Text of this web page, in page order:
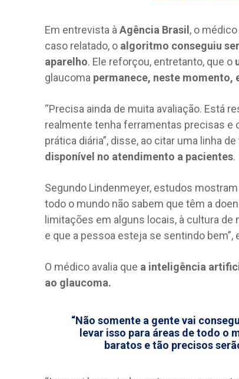
Em entrevista à Agência Brasil , o
caso relatado, o algoritmo conseguiu
aparelho. Ele reforçou, entretanto, que o
glaucoma permanece, neste momento,
“Precisa ainda de muita avaliação. Está
realmente tenha ferramentas precisas e
prática diária”, disse, ao citar uma linha
disponível no atendimento a pacientes.
Segundo Lindenmeyer, estudos
todo o mundo não sabem que têm a
limitações em alguns locais, à cultura
e que a pessoa esteja se sentindo bem”,
O médico avalia que a inteligência
ao glaucoma.
“Não somente a gente vai
levar isso para áreas de todo o
baratos e tão precisos